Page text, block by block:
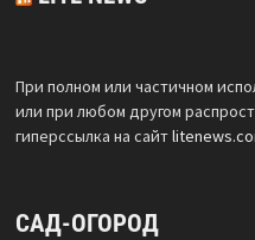
При полном или частичном
или при любом другом
гиперссылка на сайт
САД-ОГОРОД